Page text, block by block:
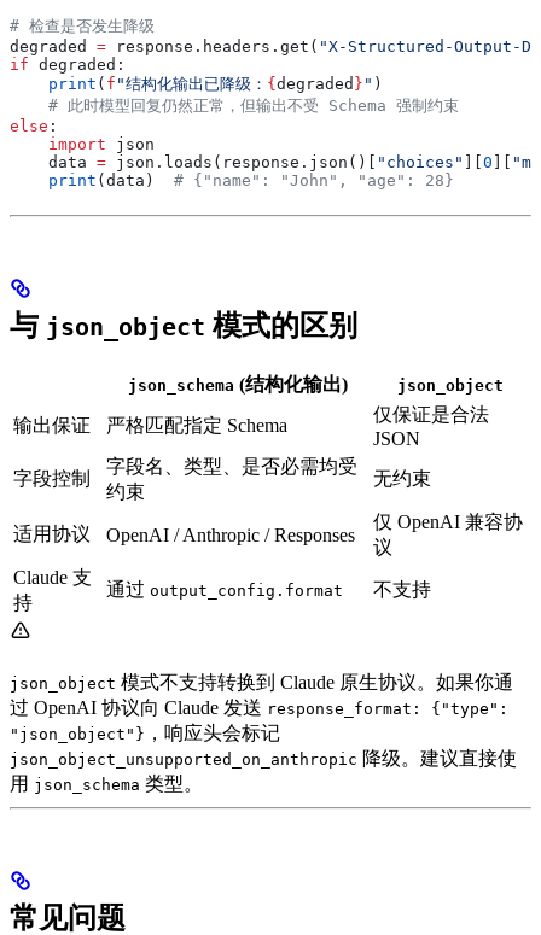
# 检查是否发生降级
degraded = response.headers.get( "X-Structured-Output-
if degraded:
    print
( f "结构化输出已降级： { degraded } " )
    # 此时模型回复仍然正常，但输出不受 Schema 强制约束
else :
    import
json
    data
= json.loads(response.json()[ "choices" 0
    print
(data) # {"name": "John", "age": 28}
与 json_object 模式的区别
json_schema (结构化输出) json_object
输出保证 严格匹配指定 Schema
仅保证是合法
JSON
字段控制
字段名、类型、是否必需均受
约束
无约束
适用协议 OpenAI / Anthropic / Responses
仅 OpenAI 兼容协
议
Claude 支
持
通过 output_config.format 不支持
json_object 模式不支持转换到 Claude 原生协议。如果你通
过 OpenAI 协议向 Claude 发送 response_format: {"type":
"json_object"} ，响应头会标记
json_object_unsupported_on_anthropic 降级。建议直接使
用 json_schema 类型。
常见问题